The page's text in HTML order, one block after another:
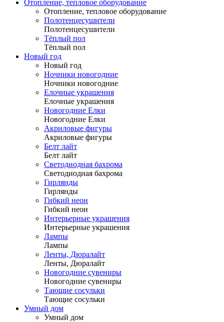
Отопление, тепловое оборудование
Отопление, тепловое оборудование
Полотенцесушители
Полотенцесушители
Тёплый пол
Тёплый пол
Новый год
Новый год
Ночники новогодние
Ночники новогодние
Елочные украшения
Елочные украшения
Новогодние Елки
Новогодние Елки
Акриловые фигуры
Акриловые фигуры
Белт лайт
Белт лайт
Светодиодная бахрома
Светодиодная бахрома
Гирлянды
Гирлянды
Гибкий неон
Гибкий неон
Интерьерные украшения
Интерьерные украшения
Лампы
Лампы
Ленты, Дюралайт
Ленты, Дюралайт
Новогодние сувениры
Новогодние сувениры
Тающие сосульки
Тающие сосульки
Умный дом
Умный дом